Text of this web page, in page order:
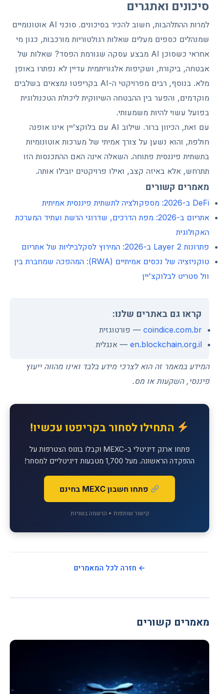
סיכונים ואתגרים
למרות ההתלהבות, חשוב להכיר בסיכונים. סוכני AI אוטונומיים
שמנהלים כספים מעלים שאלות רגולטוריות מורכבות, כגון מי
אחראי כשסוכן AI מבצע עסקה שגורמת הפסד? שאלות של
אבטחה, ביקורת, ושקיפות אלגוריתמית עדיין לא נפתרו באופן
מלא. בנוסף, רבים מפרויקטי ה-AI בקריפטו נמצאים בשלבים
מוקדמים, והפער בין ההבטחה השיווקית ליכולת הטכנולוגית
בפועל עשוי להיות משמעותי.
עם זאת, הכיוון ברור. שילוב AI עם בלוקצ'יין אינו אופנה
חולפת, והוא נשען על צורך אמיתי של מערכות אוטונומיות
בתשתית פיננסית פתוחה. השאלה אינה האם ההתכנסות הזו
תתרחש, אלא באיזה קצב, ואילו פרויקטים יובילו אותה.
מאמרים קשורים
DeFi ב-2026: מספקולציה לתשתית פיננסית אמיתית
אתריום ב-2026: מפת הדרכים, שדרוגי הרשת ועתיד המערכת
האקולוגית
פתרונות Layer 2 ב-2026: המירוץ לסקלביליות של אתריום
טוקניזציה של נכסים אמיתיים (RWA): המהפכה שמחברת בין
וול סטריט לבלוקצ'יין
קראו גם באתרים שלנו:
coindice.com.br — פורטוגזית
en.blockchain.org.il — אנגלית
המידע במאמר זה הוא לצרכי מידע בלבד ואינו מהווה ייעוץ
פיננסי, השקעות או מס.
התחילו לסחור בקריפטו עכשיו!
פתחו ארנק דיגיטלי ב-MEXC וקבלו בונוס הצטרפות על
ההפקדה הראשונה. מעל 1,700 מטבעות דיגיטליים למסחר!
פתחו חשבון MEXC בחינם
קישור שותפות • הרשמה בשניות
← חזרה לכל המאמרים
מאמרים קשורים